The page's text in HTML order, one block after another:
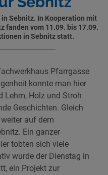
Sebnitz. In Kooperation mit
fanden vom 11.09. bis 17.09.
in Sebnitz statt.
Pfarrgasse
konnte man hier
Lehm, Holz und Stroh
Geschichten. Gleich
auf dem
Ein ganzer
tobten sich viele
wurde der Dienstag in
ein Projekt zur